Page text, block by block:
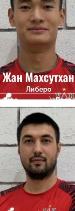
Жан Махсутхан
Либеро
Рост
194